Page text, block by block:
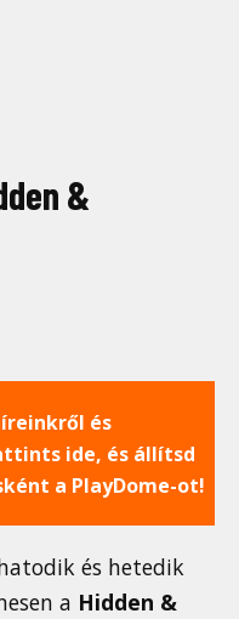
&
és
ide, és állítsd
a PlayDome-ot!
és hetedik
a Hidden &